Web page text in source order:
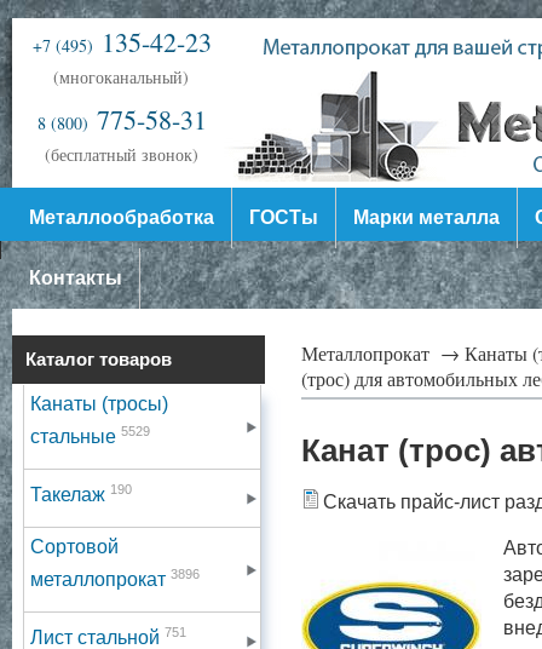
+7 (495) 135-42-23
(многоканальный)
8 (800) 775-58-31
(бесплатный звонок)
Металлообработка ГОСТы Марки металла
Контакты
Каталог товаров
Канаты (тросы)
стальные 5529
Такелаж 190
Сортовой
металлопрокат 3896
Лист стальной 751
Металлопрокат → Канаты
(трос) для автомобильных
Канат (трос)
Скачать прайс-лист